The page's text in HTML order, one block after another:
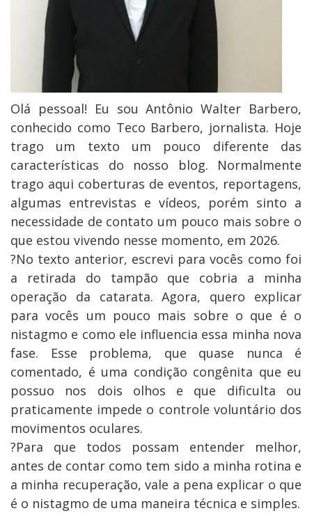
Olá pessoal! Eu sou Antônio Walter Barbero,
conhecido como Teco Barbero, jornalista. Hoje
trago um texto um pouco diferente das
características do nosso blog. Normalmente
trago aqui coberturas de eventos, reportagens,
algumas entrevistas e vídeos, porém sinto a
necessidade de contato um pouco mais sobre o
que estou vivendo nesse momento, em 2026.
?No texto anterior, escrevi para vocês como foi
a retirada do tampão que cobria a minha
operação da catarata. Agora, quero explicar
para vocês um pouco mais sobre o que é o
nistagmo e como ele influencia essa minha nova
fase. Esse problema, que quase nunca é
comentado, é uma condição congênita que eu
possuo nos dois olhos e que dificulta ou
praticamente impede o controle voluntário dos
movimentos oculares.
?Para que todos possam entender melhor,
antes de contar como tem sido a minha rotina e
a minha recuperação, vale a pena explicar o que
é o nistagmo de uma maneira técnica e simples.